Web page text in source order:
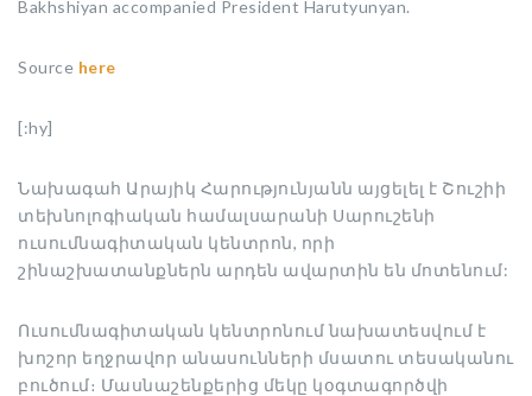
Bakhshiyan accompanied President Harutyunyan.
Source here
[:hy]
Նախագահ Արայիկ Հարությունյանն այցելել է Շուշիի
տեխնոլոգիական համալսարանի Սարուշենի
ուսումնագիտական կենտրոն, որի
շինաշխատանքներն արդեն ավարտին են մոտենում:
Ուսումնագիտական կենտրոնում նախատեսվում է
խոշոր եղջրավոր անասունների մսատու տեսականու
բուծում։ Մասնաշենքերից մեկը կօգտագործվի